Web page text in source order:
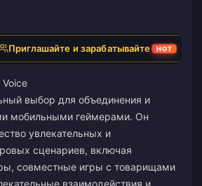
Приглашайте и зарабатывайте HOT
выбор для объединения и
мобильными геймерами. Он
увлекательных и
сценариев, включая
совместные игры с товарищами
взаимодействия и